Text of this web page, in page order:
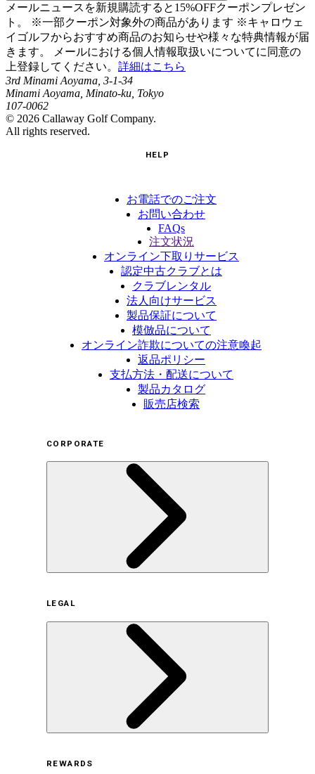
メールニュースを新規購読すると15%OFFクーポンプレゼン
ト。 ※一部クーポン対象外の商品があります ※キャロウェ
イゴルフからおすすめ商品のお知らせや様々な特典情報が届
きます。 メールにおける個人情報取扱いについてに同意の
上登録してください。 詳細はこちら
3rd Minami Aoyama, 3-1-34
Minami Aoyama, Minato-ku, Tokyo
107-0062
© 2026 Callaway Golf Company.
All rights reserved.
HELP
お電話でのご注文
お問い合わせ
FAQs
注文状況
オンライン下取りサービス
認定中古クラブとは
クラブレンタル
法人向けサービス
製品保証について
模倣品について
オンライン詐欺についての注意喚起
返品ポリシー
支払方法・配送について
製品カタログ
販売店検索
CORPORATE
サステナビリティの取り組み（日本）
サステナビリティの取り組み（米国/英語）
ヒストリー
採用情報
LEGAL
REWARDS